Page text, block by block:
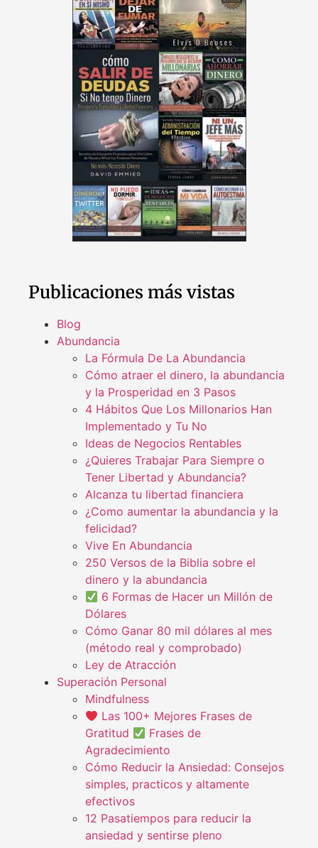
Publicaciones más vistas
Blog
Abundancia
La Fórmula De La Abundancia
Cómo atraer el dinero, la abundancia
y la Prosperidad en 3 Pasos
4 Hábitos Que Los Millonarios Han
Implementado y Tu No
Ideas de Negocios Rentables
¿Quieres Trabajar Para Siempre o
Tener Libertad y Abundancia?
Alcanza tu libertad financiera
¿Como aumentar la abundancia y la
felicidad?
Vive En Abundancia
250 Versos de la Biblia sobre el
dinero y la abundancia
6 Formas de Hacer un Millón de
Dólares
Cómo Ganar 80 mil dólares al mes
(método real y comprobado)
Ley de Atracción
Superación Personal
Mindfulness
Las 100+ Mejores Frases de
Gratitud
Frases de
Agradecimiento
Cómo Reducir la Ansiedad: Consejos
simples, practicos y altamente
efectivos
12 Pasatiempos para reducir la
ansiedad y sentirse pleno